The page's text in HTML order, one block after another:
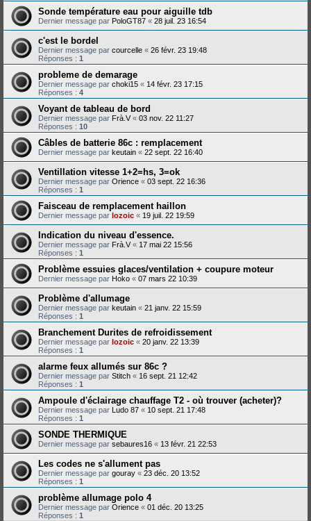
Sonde température eau pour aiguille tdb
Dernier message par PoloGT87 « 28 juil. 23 16:54
c'est le bordel
Dernier message par courcelle « 26 févr. 23 19:48
Réponses : 1
probleme de demarage
Dernier message par choki15 « 14 févr. 23 17:15
Réponses : 4
Voyant de tableau de bord
Dernier message par Frà.V« 03 nov. 22 11:27
Réponses : 10
Câbles de batterie 86c : remplacement
Dernier message par keutain « 22 sept. 22 16:40
Ventillation vitesse 1+2=hs, 3=ok
Dernier message par Orience « 03 sept. 22 16:36
Réponses : 1
Faisceau de remplacement haillon
Dernier message par lozoic « 19 juil. 22 19:59
Indication du niveau d'essence.
Dernier message par Frà.V« 17 mai 22 15:56
Réponses : 1
Problème essuies glaces/ventilation + coupure moteur
Dernier message par Hoko « 07 mars 22 10:39
Problème d'allumage
Dernier message par keutain « 21 janv. 22 15:59
Réponses : 1
Branchement Durites de refroidissement
Dernier message par lozoic « 20 janv. 22 13:39
Réponses : 1
alarme feux allumés sur 86c ?
Dernier message par Stitch « 16 sept. 21 12:42
Réponses : 1
Ampoule d'éclairage chauffage T2 - où trouver (acheter)?
Dernier message par Ludo 87 « 10 sept. 21 17:48
Réponses : 1
SONDE THERMIQUE
Dernier message par sebaures16 « 13 févr. 21 22:53
Les codes ne s'allument pas
Dernier message par gouray « 23 déc. 20 13:52
Réponses : 1
problème allumage polo 4
Dernier message par Orience « 01 déc. 20 13:25
Réponses : 1